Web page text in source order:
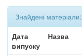
Знайдені матеріали:
Дата
випуску
Назва